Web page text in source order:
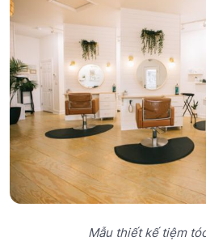
Mẫu thiết kế tiệm